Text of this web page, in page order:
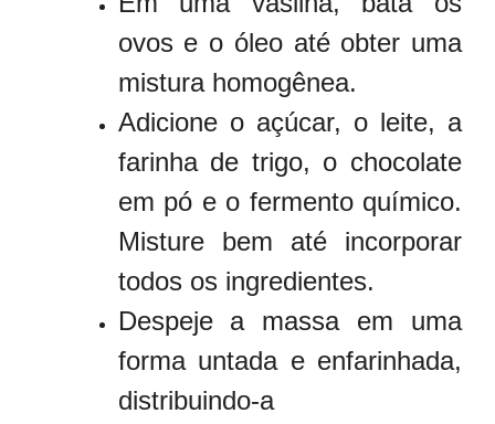
ovos e o óleo até obter uma
mistura homogênea.
Adicione o açúcar, o leite, a
farinha de trigo, o chocolate
em pó e o fermento químico.
Misture bem até incorporar
todos os ingredientes.
Despeje a massa em uma
forma untada e enfarinhada,
distribuindo-a